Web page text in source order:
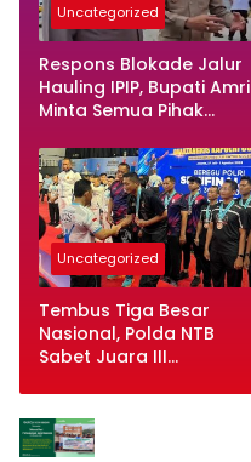
Uncategorized
Respons Blokade Jalur
Hauling IPIP, Bupati Amri
Minta Semua Pihak
Kepastian Hukum
Uncategorized
Tembus Tiga Besar
Nasional, Polda NTB
Sabet Juara III